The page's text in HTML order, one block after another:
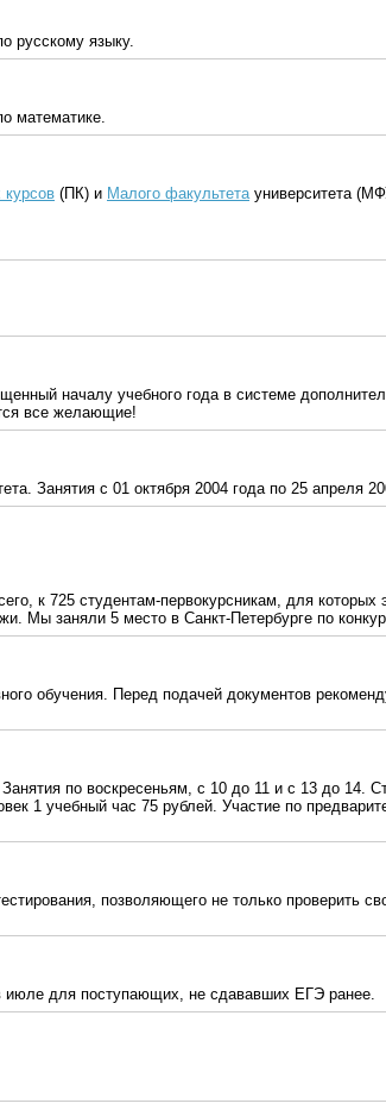
русскому языку.
математике.
курсов (ПК) и Малого факультета университета
началу учебного года в системе
все желающие!
Занятия с 01 октября 2004 года по 25 апреля
к 725 студентам-первокурсникам, для
Мы заняли 5 место в Санкт-Петербурге по
обучения. Перед подачей документов
по воскресеньям, с 10 до 11 и с 13 до 14.
1 учебный час 75 рублей. Участие по
позволяющего не только проверить
для поступающих, не сдававших ЕГЭ ранее.